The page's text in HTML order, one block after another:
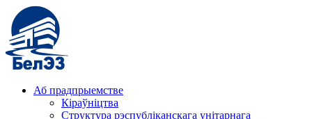
Аб прадпрыемстве
Кіраўніцтва
Структура рэспубліканскага унітарнага